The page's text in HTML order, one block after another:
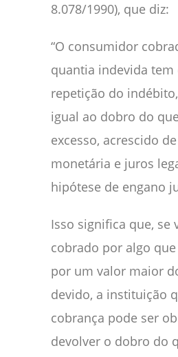
8.078/1990), que diz:
“O consumidor
quantia indevida tem
repetição do
igual ao dobro do
excesso, acrescido
monetária e juros
hipótese de engano
Isso significa que, se
cobrado por algo
por um valor maior
devido, a instituição
cobrança pode ser
devolver o dobro do